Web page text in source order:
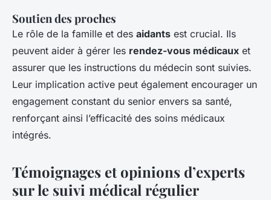
Soutien des proches
Le rôle de la famille et des aidants est crucial. Ils
peuvent aider à gérer les rendez-vous médicaux et
assurer que les instructions du médecin sont suivies.
Leur implication active peut également encourager un
engagement constant du senior envers sa santé,
renforçant ainsi l’efficacité des soins médicaux
intégrés.
Témoignages et opinions d’experts
sur le suivi médical régulier